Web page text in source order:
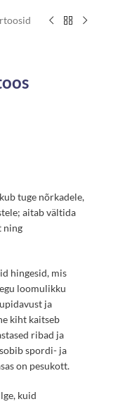
tuge nõrkadele,
aitab vältida
ning
hingesid, mis
loomulikku
ja
kiht kaitseb
ribad ja
spordi- ja
on pesukott.
kuid